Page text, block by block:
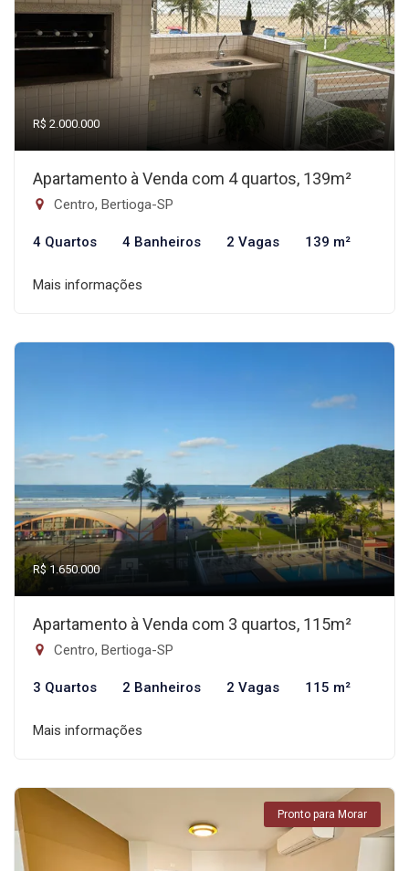
R$ 2.000.000
Apartamento à Venda com 4 quartos, 139m²
Centro, Bertioga-SP
4 Quartos 4 Banheiros 2 Vagas 139 m²
Mais informações
R$ 1.650.000
Apartamento à Venda com 3 quartos, 115m²
Centro, Bertioga-SP
3 Quartos 2 Banheiros 2 Vagas 115 m²
Mais informações
Pronto para Morar